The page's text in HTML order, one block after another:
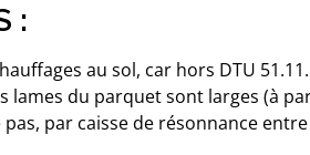
:
au sol, car hors DTU 51.11.
lames du parquet sont larges (à
par caisse de résonnance